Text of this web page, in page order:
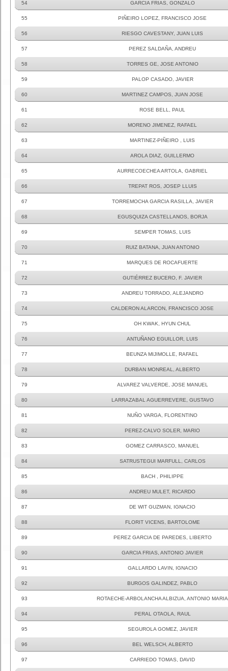
54 GARCIA FRIAS, GONZALO
55 PIÑEIRO LOPEZ, FRANCISCO JOSE
56 RIESGO CAVESTANY, JUAN LUIS
57 PEREZ SALDAÑA, ANDREU
58 TORRES GE, JOSE ANTONIO
59 PALOP CASADO, JAVIER
60 MARTINEZ CAMPOS, JUAN JOSE
61 ROSE BELL, PAUL
62 MORENO JIMENEZ, RAFAEL
63 MARTINEZ-PIÑEIRO , LUIS
64 AROLA DIAZ, GUILLERMO
65 AURRECOECHEA ARTOLA, GABRIEL
66 TREPAT ROS, JOSEP LLUIS
67 TORREMOCHA GARCIA RASILLA, JAVIER
68 EGUSQUIZA CASTELLANOS, BORJA
69 SEMPER TOMAS, LUIS
70 RUIZ BATANA, JUAN ANTONIO
71 MARQUES DE ROCAFUERTE
72 GUTIÉRREZ BUCERO, F. JAVIER
73 ANDREU TORRADO, ALEJANDRO
74 CALDERON ALARCON, FRANCISCO JOSE
75 OH KWAK, HYUN CHUL
76 ANTUÑANO EGUILLOR, LUIS
77 BEUNZA MIJIMOLLE, RAFAEL
78 DURBAN MONREAL, ALBERTO
79 ALVAREZ VALVERDE, JOSE MANUEL
80 LARRAZABAL AGUERREVERE, GUSTAVO
81 NUÑO VARGA, FLORENTINO
82 PEREZ-CALVO SOLER, MARIO
83 GOMEZ CARRASCO, MANUEL
84 SATRUSTEGUI MARFULL, CARLOS
85 BACH , PHILIPPE
86 ANDREU MULET, RICARDO
87 DE WIT GUZMAN, IGNACIO
88 FLORIT VICENS, BARTOLOME
89 PEREZ GARCIA DE PAREDES, LIBERTO
90 GARCIA FRIAS, ANTONIO JAVIER
91 GALLARDO LAVIN, IGNACIO
92 BURGOS GALINDEZ, PABLO
93 ROTAECHE-ARBOLANCHA ALBIZUA, ANTONIO MARIA
94 PERAL OTAOLA, RAUL
95 SEGUROLA GOMEZ, JAVIER
96 BEL WELSCH, ALBERTO
97 CARRIEDO TOMAS, DAVID